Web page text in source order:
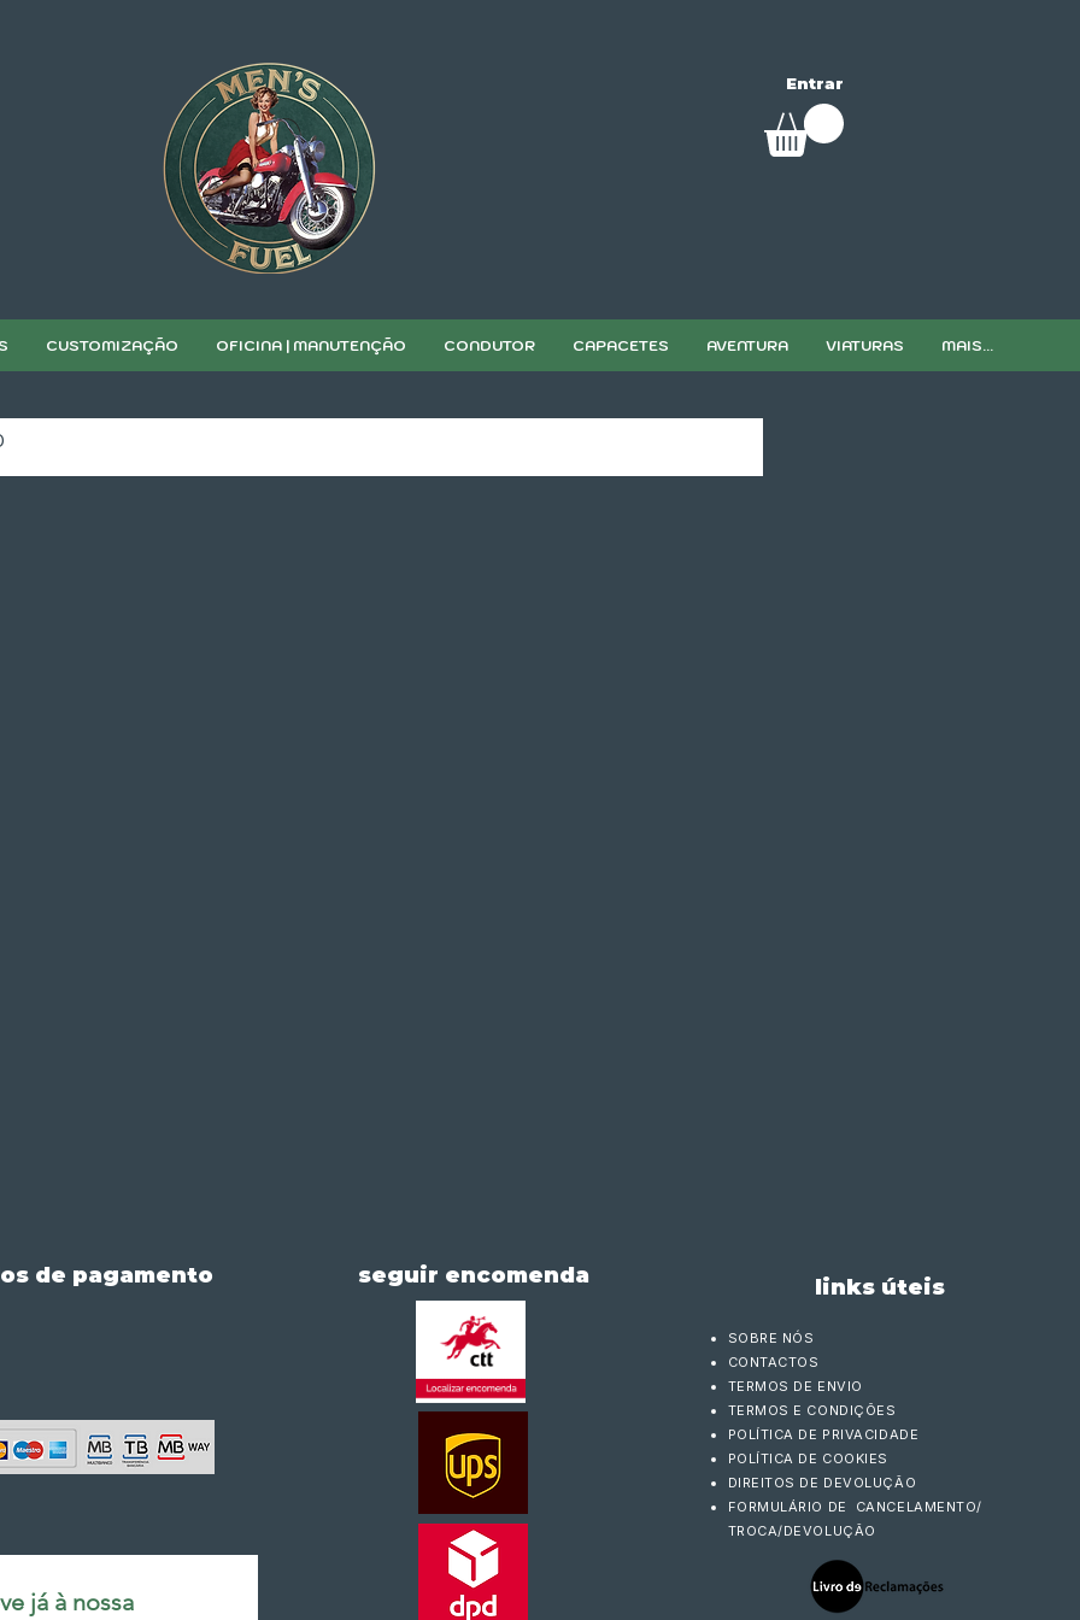
Entrar
CUSTOMIZAÇÃO OFICINA | MANUTENÇÃO CONDUTOR CAPACETES AVENTURA VIATURAS MAIS...
de pagamento
já à nossa
seguir encomenda links úteis
SOBRE NÓS
CONTACTOS
TERMOS DE ENVIO
TERMOS E CONDIÇÕES
POLÍTICA DE PRIVACIDADE
POLÍTICA DE COOKIES
DIREITOS DE DEVOLUÇÃO
FORMULÁRIO DE CANCELAMENTO/
TROCA/DEVOLUÇÃO